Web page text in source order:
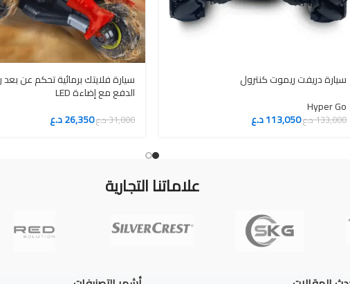
سيارة دريفت ريموت كنترول
Hyper Go
133,000د.ع113,050د.ع
سيارة فلايتك برمائية تحكم عن بعد
الدفع مع إضاءة LED
31,000د.ع26,350د.ع
علاماتنا التجارية